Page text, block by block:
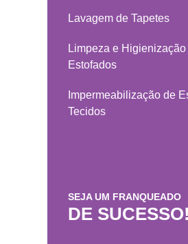
Lavagem de Tapetes
Limpeza e Higienização
Estofados
Impermeabilização de
Tecidos
SEJA UM FRANQUEADO
DE SUCESSO!